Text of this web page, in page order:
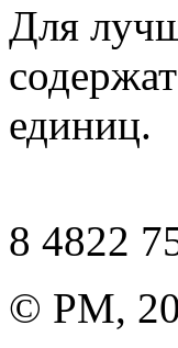
Для
единиц.
8 4822
© РМ,